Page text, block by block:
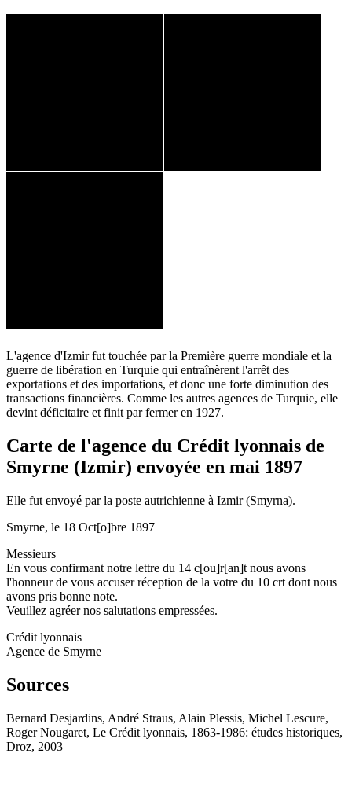
L'agence d'Izmir fut touchée par la Première guerre mondiale et la
guerre de libération en Turquie qui entraînèrent l'arrêt des
exportations et des importations, et donc une forte diminution des
transactions financières. Comme les autres agences de Turquie, elle
devint déficitaire et finit par fermer en 1927.
Carte de l'agence du Crédit lyonnais de
Smyrne (Izmir) envoyée en mai 1897
Elle fut envoyé par la poste autrichienne à Izmir (Smyrna).
Smyrne, le 18 Oct[o]bre 1897
Messieurs
En vous confirmant notre lettre du 14 c[ou]r[an]t nous avons
l'honneur de vous accuser réception de la votre du 10 crt dont nous
avons pris bonne note.
Veuillez agréer nos salutations empressées.
Crédit lyonnais
Agence de Smyrne
Sources
Bernard Desjardins, André Straus, Alain Plessis, Michel Lescure,
Roger Nougaret, Le Crédit lyonnais, 1863-1986: études historiques,
Droz, 2003